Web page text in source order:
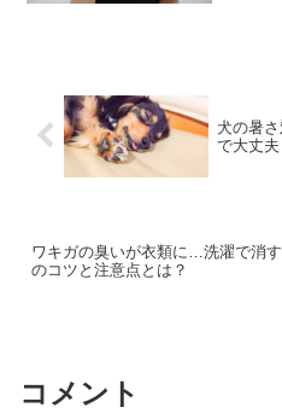
犬の暑
で大丈夫
ワキガの臭いが衣類に…洗濯で消
のコツと注意点とは？
コメント